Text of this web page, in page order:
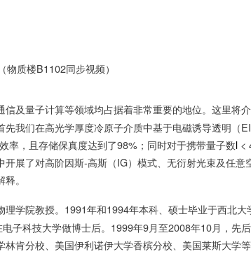
物质楼B1102同步视频）
信及量子计算等领域均占据着非常重要的地位。这里将
我们在高光学厚度冷原子介质中基于电磁诱导透明（
率，且存储保真度达到了98% ；同时对于携带量子数l <
开展了对高阶因斯-高斯（IG）模式、无衍射光束及任意
。
学院教授。 1991年和1994年本科、硕士毕业于西北大
电子科技大学做博士后。 1999年9月至2008年10月，先
肯分校、美国伊利诺伊大学香槟分校、美国莱斯大学等